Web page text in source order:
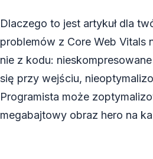
Dlaczego to jest artykuł dla
problemów z Core Web
nie z kodu:
się przy wejściu,
Programista może
megabajtowy obraz hero na